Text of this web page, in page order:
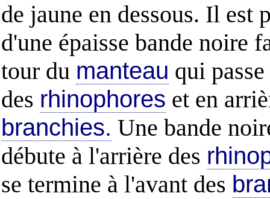
de jaune en dessous. Il est
d'une épaisse bande noire
tour du manteau qui
des rhinophores et en
branchies. Une bande
débute à l'arrière des
se termine à l'avant des